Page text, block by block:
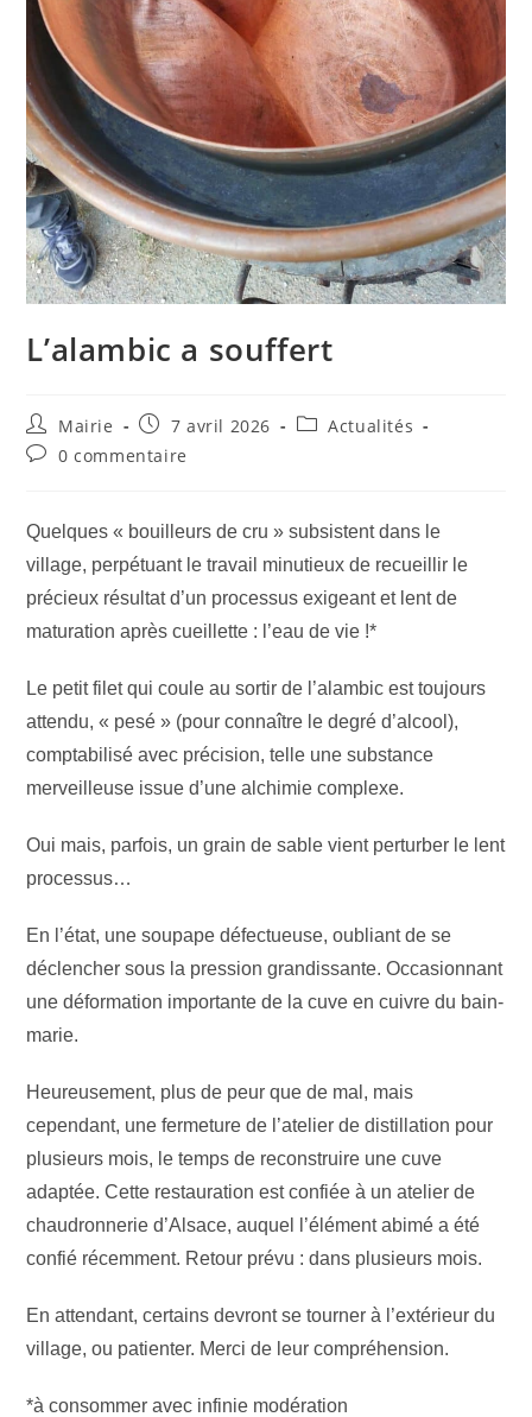
L’alambic a souffert
Auteur/autrice
de
la
Mairie
Publication
publiée :
7 avril 2026
PostActualités
Commentaires
publication :
0 commentaire
Quelques « bouilleurs de cru » subsistent dans le
village, perpétuant le travail minutieux de recueillir le
précieux résultat d’un processus exigeant et lent de
maturation après cueillette : l’eau de vie !*
Le petit filet qui coule au sortir de l’alambic est toujours
attendu, « pesé » (pour connaître le degré d’alcool),
comptabilisé avec précision, telle une substance
merveilleuse issue d’une alchimie complexe.
Oui mais, parfois, un grain de sable vient perturber le lent
processus…
En l’état, une soupape défectueuse, oubliant de se
déclencher sous la pression grandissante. Occasionnant
une déformation importante de la cuve en cuivre du bain-
marie.
Heureusement, plus de peur que de mal, mais
cependant, une fermeture de l’atelier de distillation pour
plusieurs mois, le temps de reconstruire une cuve
adaptée. Cette restauration est confiée à un atelier de
chaudronnerie d’Alsace, auquel l’élément abimé a été
confié récemment. Retour prévu : dans plusieurs mois.
En attendant, certains devront se tourner à l’extérieur du
village, ou patienter. Merci de leur compréhension.
*à consommer avec infinie modération